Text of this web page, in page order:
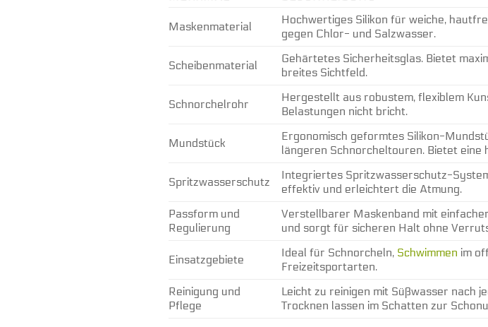
Maskenmaterial
Hochwertiges Silikon für weiche,
gegen Chlor- und Salzwasser.
Scheibenmaterial
Gehärtetes Sicherheitsglas. Bietet
breites Sichtfeld.
Schnorchelrohr
Hergestellt aus robustem, flexiblem
Belastungen nicht bricht.
Mundstück
Ergonomisch geformtes Silikon-
längeren Schnorcheltouren. Bietet eine
Spritzwasserschutz
Integriertes Spritzwasserschutz-
effektiv und erleichtert die Atmung.
Passform und
Regulierung
Verstellbarer Maskenband mit
und sorgt für sicheren Halt ohne
Einsatzgebiete
Ideal für Schnorcheln, Schwimmen im
Freizeitsportarten.
Reinigung und
Pflege
Leicht zu reinigen mit Süßwasser nach
Trocknen lassen im Schatten zur